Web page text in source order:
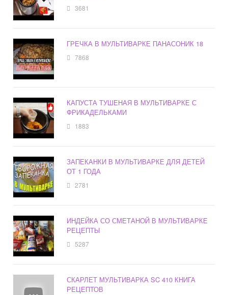
3681
ГРЕЧКА В МУЛЬТИВАРКЕ ПАНАСОНИК 18
7868
КАПУСТА ТУШЕНАЯ В МУЛЬТИВАРКЕ С
ФРИКАДЕЛЬКАМИ
1883
ЗАПЕКАНКИ В МУЛЬТИВАРКЕ ДЛЯ ДЕТЕЙ
ОТ 1 ГОДА
2781
ИНДЕЙКА СО СМЕТАНОЙ В МУЛЬТИВАРКЕ
РЕЦЕПТЫ
5287
СКАРЛЕТ МУЛЬТИВАРКА SC 410 КНИГА
РЕЦЕПТОВ